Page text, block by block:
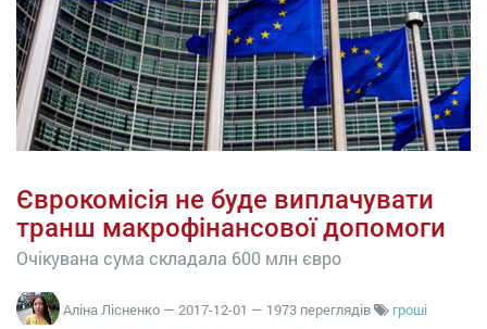
Єврокомісія не буде виплачувати
транш макрофінансової допомоги
Очікувана сума складала 600 млн євро
Аліна Лісненко — 2017-12-01 — 1973 переглядів
гроші